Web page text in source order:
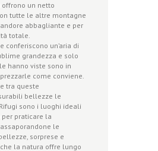
offrono un netto
tutte le altre montagne
abbagliante e per
totale.
conferiscono un’aria di
grandezza e solo
hanno viste sono in
come conviene.
tra queste
bellezze le
sono i luoghi ideali
praticare la
le
sorprese e
la natura offre lungo